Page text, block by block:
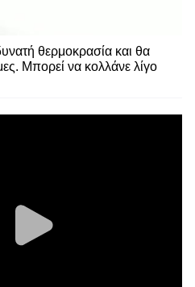
θερμοκρασία και θα
Μπορεί να κολλάνε λίγο